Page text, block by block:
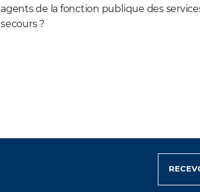
agents de la fonction publique des
secours ?